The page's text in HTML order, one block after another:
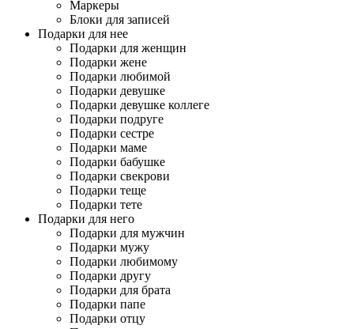
Маркеры
Блоки для записей
Подарки для нее
Подарки для женщин
Подарки жене
Подарки любимой
Подарки девушке
Подарки девушке коллеге
Подарки подруге
Подарки сестре
Подарки маме
Подарки бабушке
Подарки свекрови
Подарки теще
Подарки тете
Подарки для него
Подарки для мужчин
Подарки мужу
Подарки любимому
Подарки другу
Подарки для брата
Подарки папе
Подарки отцу